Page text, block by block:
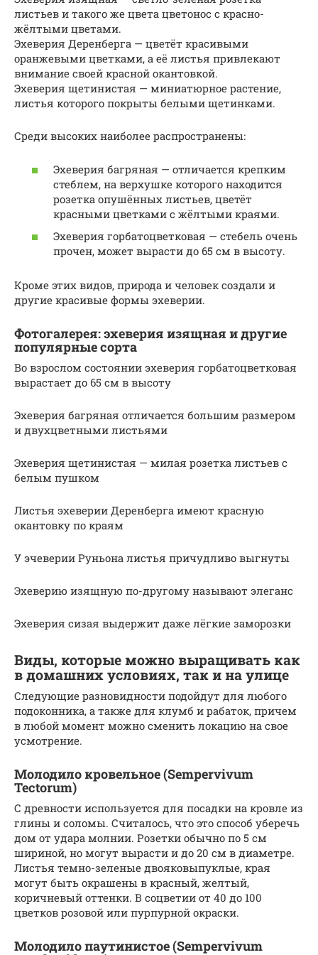
листьев и такого же цвета цветонос с красно-
жёлтыми цветами.
Эхеверия Деренберга — цветёт красивыми
оранжевыми цветками, а её листья привлекают
внимание своей красной окантовкой.
Эхеверия щетинистая — миниатюрное растение,
листья которого покрыты белыми щетинками.
Среди высоких наиболее распространены:
Эхеверия багряная — отличается крепким
стеблем, на верхушке которого находится
розетка опушённых листьев, цветёт
красными цветками с жёлтыми краями.
Эхеверия горбатоцветковая — стебель очень
прочен, может вырасти до 65 см в высоту.
Кроме этих видов, природа и человек создали и
другие красивые формы эхеверии.
Фотогалерея: эхеверия изящная и другие
популярные сорта
Во взрослом состоянии эхеверия горбатоцветковая
вырастает до 65 см в высоту
Эхеверия багряная отличается большим размером
и двухцветными листьями
Эхеверия щетинистая — милая розетка листьев с
белым пушком
Листья эхеверии Деренберга имеют красную
окантовку по краям
У эчеверии Руньона листья причудливо выгнуты
Эхеверию изящную по-другому называют элеганс
Эхеверия сизая выдержит даже лёгкие заморозки
Виды, которые можно выращивать как
в домашних условиях, так и на улице
Следующие разновидности подойдут для любого
подоконника, а также для клумб и рабаток, причем
в любой момент можно сменить локацию на свое
усмотрение.
Молодило кровельное (Sempervivum
Tectorum)
С древности используется для посадки на кровле из
глины и соломы. Считалось, что это способ уберечь
дом от удара молнии. Розетки обычно по 5 см
шириной, но могут вырасти и до 20 см в диаметре.
Листья темно-зеленые двояковыпуклые, края
могут быть окрашены в красный, желтый,
коричневый оттенки. В соцветии от 40 до 100
цветков розовой или пурпурной окраски.
Молодило паутинистое (Sempervivum